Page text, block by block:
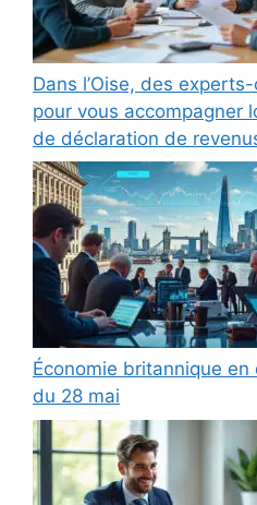
Dans l’Oise, des
pour vous accompagner
de déclaration de
Économie britannique
du 28 mai